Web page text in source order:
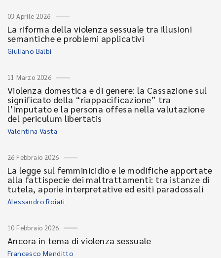
03 Aprile 2026
La riforma della violenza sessuale tra illusioni
semantiche e problemi applicativi
Giuliano Balbi
11 Marzo 2026
Violenza domestica e di genere: la Cassazione sul
significato della “riappacificazione” tra
l’imputato e la persona offesa nella valutazione
del periculum libertatis
Valentina Vasta
26 Febbraio 2026
La legge sul femminicidio e le modifiche apportate
alla fattispecie dei maltrattamenti: tra istanze di
tutela, aporie interpretative ed esiti paradossali
Alessandro Roiati
10 Febbraio 2026
Ancora in tema di violenza sessuale
Francesco Menditto